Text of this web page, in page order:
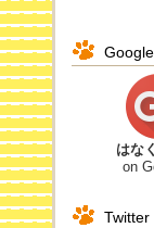
はな
on
Twitter